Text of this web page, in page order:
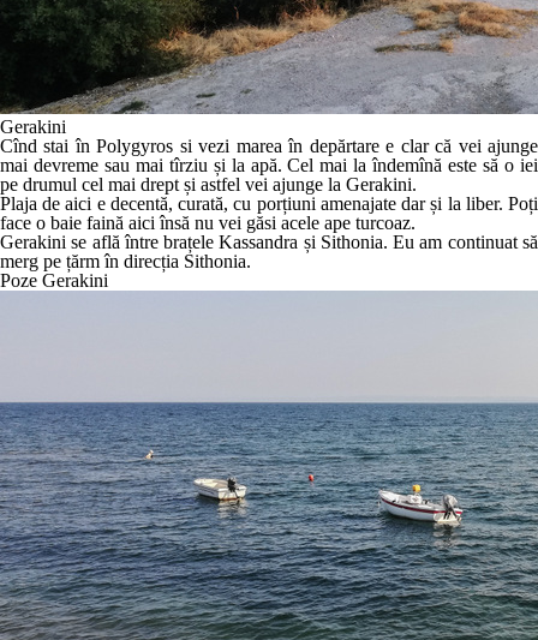
Gerakini
Cînd stai în Polygyros si vezi marea în depărtare e clar că vei ajunge
mai devreme sau mai tîrziu și la apă. Cel mai la îndemînă este să o iei
pe drumul cel mai drept și astfel vei ajunge la Gerakini.
Plaja de aici e decentă, curată, cu porțiuni amenajate dar și la liber. Poți
face o baie faină aici însă nu vei găsi acele ape turcoaz.
Gerakini se află între brațele Kassandra și Sithonia. Eu am continuat să
merg pe țărm în direcția Sithonia.
Poze Gerakini